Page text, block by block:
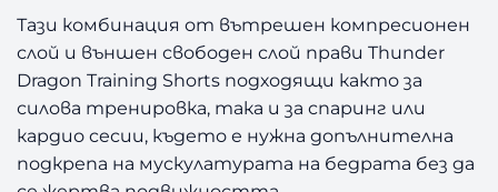
Тази комбинация от вътрешен компресионен
слой и външен свободен слой прави Thunder
Dragon Training Shorts подходящи както за
силова тренировка, така и за спаринг или
кардио сесии, където е нужна допълнителна
подкрепа на мускулатурата на бедрата без да